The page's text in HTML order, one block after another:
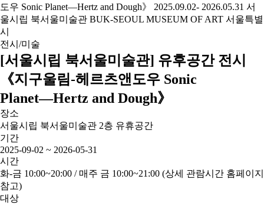
전시/미술
[서울시립 북서울미술관] 유후공간 전시
《지구울림-헤르츠앤도우 Sonic
Planet―Hertz and Dough》
장소
서울시립 북서울미술관 2층 유휴공간
기간
2025-09-02 ~ 2026-05-31
시간
화-금 10:00~20:00 / 매주 금 10:00~21:00 (상세 관람시간 홈페이지
참고)
대상